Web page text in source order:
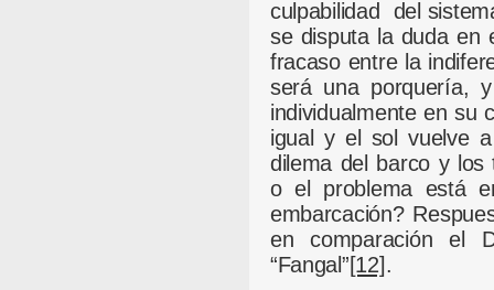
culpabilidad del
se disputa la duda en
fracaso entre la
será una porquería,
individualmente en su
igual y el sol vuelve
dilema del barco y los
o el problema está
embarcación?
en comparación el
“Fangal”[12].